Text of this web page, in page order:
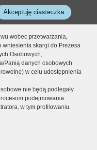
Akceptuję ciasteczka
wobec przetwarzania,
wniesienia skargi do Prezesa
Osobowych,
Panią danych osobowych
w celu udostępnienia
nie będą podlegały
podejmowania
w tym profilowaniu.